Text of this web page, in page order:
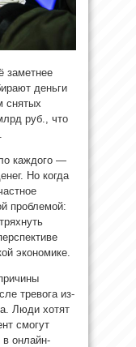
заметнее
деньги
снятых
руб., что
каждого —
Но когда
проблемой:
экономике.
тревога из-
Люди хотят
смогут
в онлайн-